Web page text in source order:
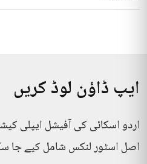
ایپ ڈاؤن لوڈ کریں
اردو اسکائی کی آفیشل ایپلی
اصل اسٹور لنکس شامل کیے جا